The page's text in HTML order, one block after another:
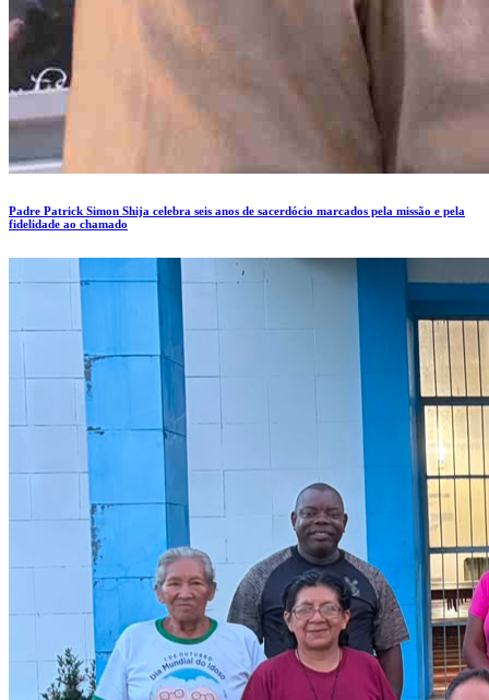
Padre Patrick Simon Shija celebra seis anos de sacerdócio marcados pela missão e pela
fidelidade ao chamado